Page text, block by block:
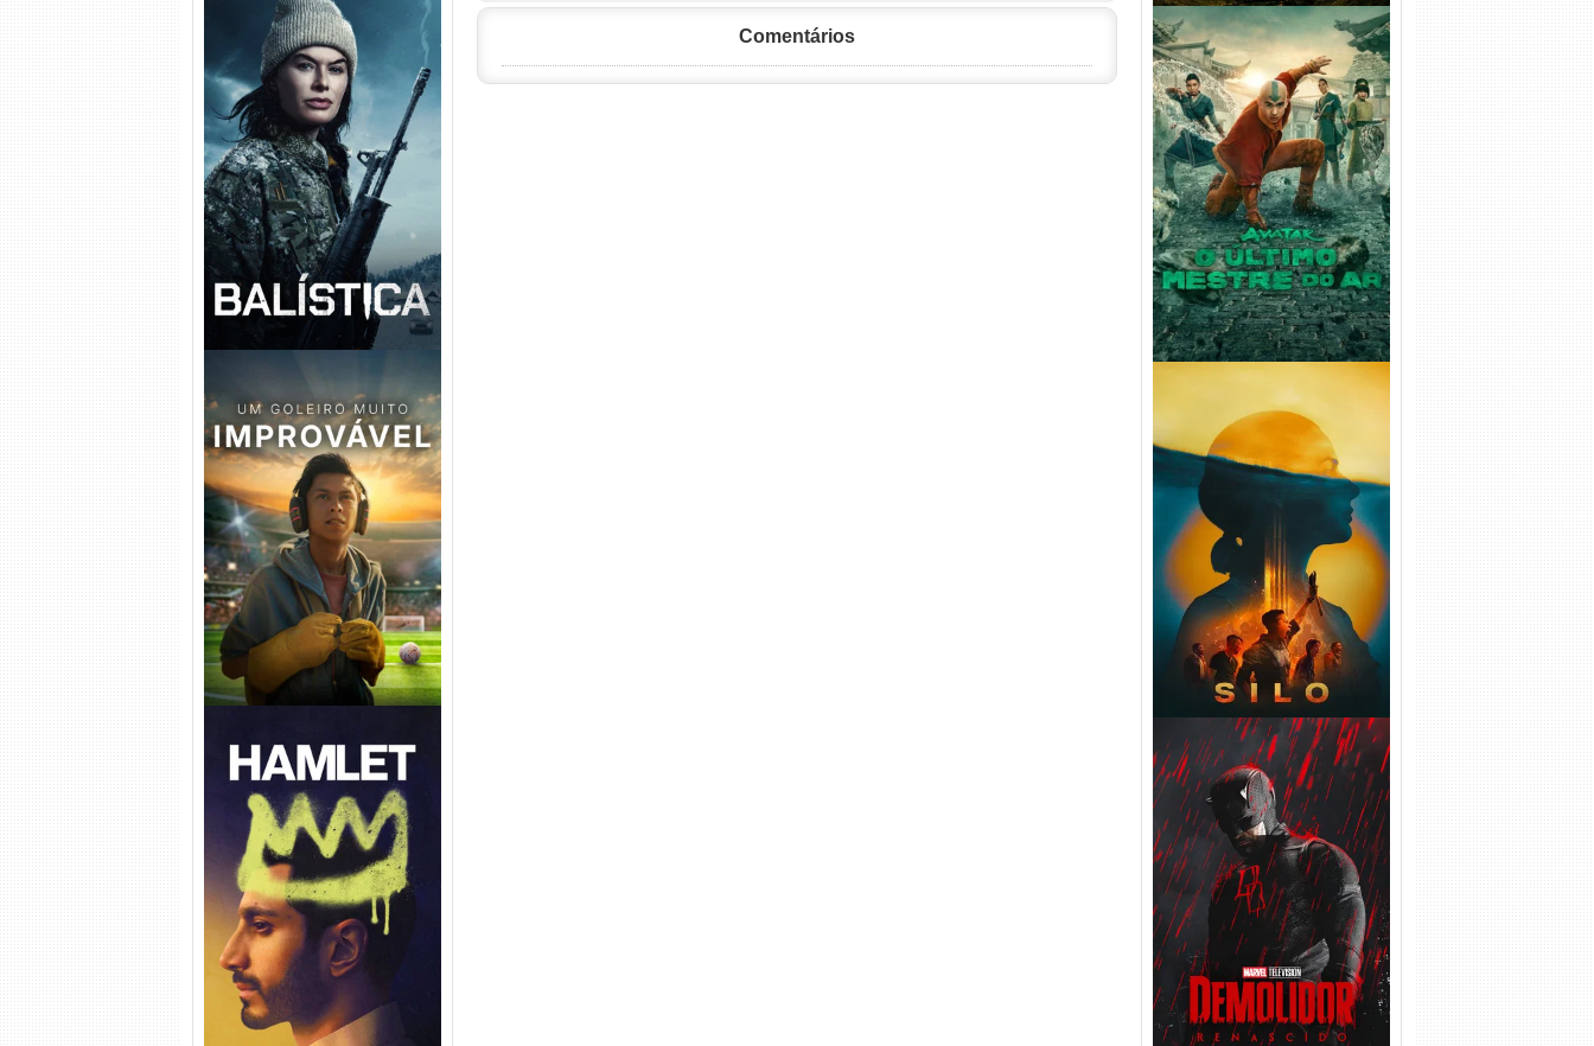
Comentários
Balística Torrent (2025) WEB-
DL 1080p Dual Áudio
Um Goleiro Muito Improvável
Torrent (2026) WEB-DL 1080p
Dual Áudio
Hamlet Torrent (2026) WEB-
DL 1080p Dual Áudio
Avatar: O Último Mestre do
Ar 2ª Temporada Torrent
(2026) WEB-DL 1080p Dual
Áudio
Silo 2ª Temporada (2024)
WEB-DL 1080p Dual Áudio
Demolidor: Renascido 2ª
Temporada (2026) WEB-DL
1080p Dual Áudio